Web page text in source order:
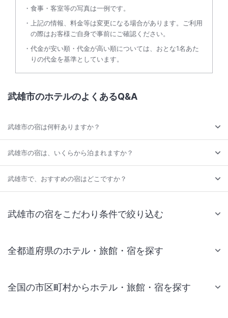
食事・客室等の写真は一例です。
上記の情報、料金等は変更になる場合があります。ご利用
の際はお客様ご自身で事前にご確認ください。
代金が安い順・代金が高い順については、おとな1名あた
りの代金を基準としています。
武雄市のホテルのよくあるQ&A
武雄市の宿は何軒ありますか？
武雄市の宿は、いくらから泊まれますか？
武雄市で、おすすめの宿はどこですか？
武雄市の宿をこだわり条件で絞り込む
全都道府県のホテル・旅館・宿を探す
全国の市区町村からホテル・旅館・宿を探す